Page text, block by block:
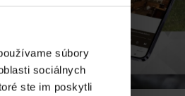
súbory
sociálnych
ste im poskytli